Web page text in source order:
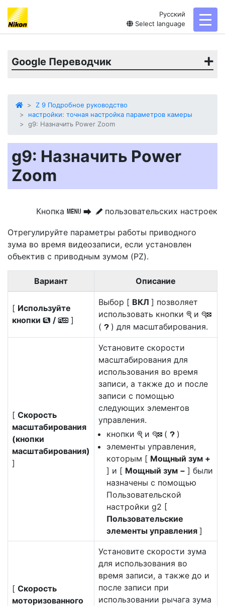
Русский
Select language
Google Переводчик
Z 9 Подробное руководство
настройки: точная настройка параметров камеры
g9: Назначить Power Zoom
g9: Назначить Power
Zoom
Кнопка G U A пользовательских настроек
Отрегулируйте параметры работы приводного
зума во время видеозаписи, если установлен
объектив с приводным зумом (PZ).
Вариант Описание
[ Используйте
кнопки x / w ]
Выбор [ ВКЛ ] позволяет
использовать кнопки X и W
( Q ) для масштабирования.
[ Скорость
масштабирования
(кнопки
масштабирования)
]
Установите скорости
масштабирования для
использования во время
записи, а также до и после
записи с помощью
следующих элементов
управления.
кнопки X и W ( Q )
элементы управления,
которым [ Мощный зум +
] и [ Мощный зум − ] были
назначены с помощью
Пользовательской
настройки g2 [
Пользовательские
элементы управления ]
[ Скорость
моторизованного
Установите скорости зума
для использования во
время записи, а также до и
после записи при
использовании рычага зума